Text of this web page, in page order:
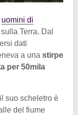
uomini di
Terra. Dal
dati
a una stirpe
per 50mila
suo scheletro è
del fiume